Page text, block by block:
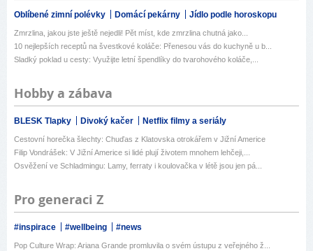
Oblíbené zimní polévky Domácí pekárny Jídlo podle horoskopu
Zmrzlina, jakou jste ještě nejedli! Pět míst, kde zmrzlina chutná jako...
10 nejlepších receptů na švestkové koláče: Přenesou vás do kuchyně u b...
Sladký poklad u cesty: Využijte letní špendlíky do tvarohového koláče,...
Hobby a zábava
BLESK Tlapky Divoký kačer Netflix filmy a seriály
Cestovní horečka šlechty: Chuďas z Klatovska otrokářem v Jižní Americe
Filip Vondrášek: V Jižní Americe si lidé plují životem mnohem lehčeji,...
Osvěžení ve Schladmingu: Lamy, ferraty i koulovačka v létě jsou jen pá...
Pro generaci Z
#inspirace #wellbeing #news
Pop Culture Wrap: Ariana Grande promluvila o svém ústupu z veřejného ž...